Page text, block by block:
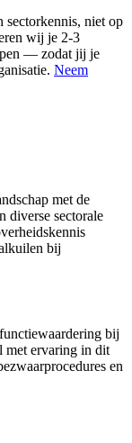
sectorkennis, niet op
wij je 2-3
— zodat jij je
Neem
met de
sectorale
bij
bij
met ervaring in dit
en